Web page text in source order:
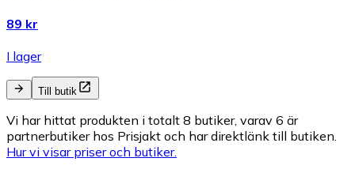
89 kr
I lager
Till butik
Vi har hittat produkten i totalt 8 butiker, varav 6 är
partnerbutiker hos Prisjakt och har direktlänk till butiken.
Hur vi visar priser och butiker.